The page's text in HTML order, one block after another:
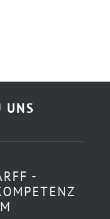
UNS
-